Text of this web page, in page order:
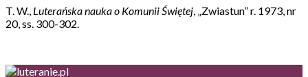
T. W., Luterańska nauka o Komunii Świętej, „Zwiastun” r. 1973, nr
20, ss. 300-302.